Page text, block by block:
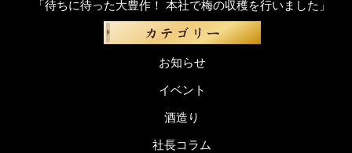
「待ちに待った大豊作！ 本社で梅の収穫を行いました」
お知らせ
イベント
酒造り
社長コラム